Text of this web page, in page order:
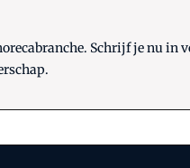
Schrijf je nu in